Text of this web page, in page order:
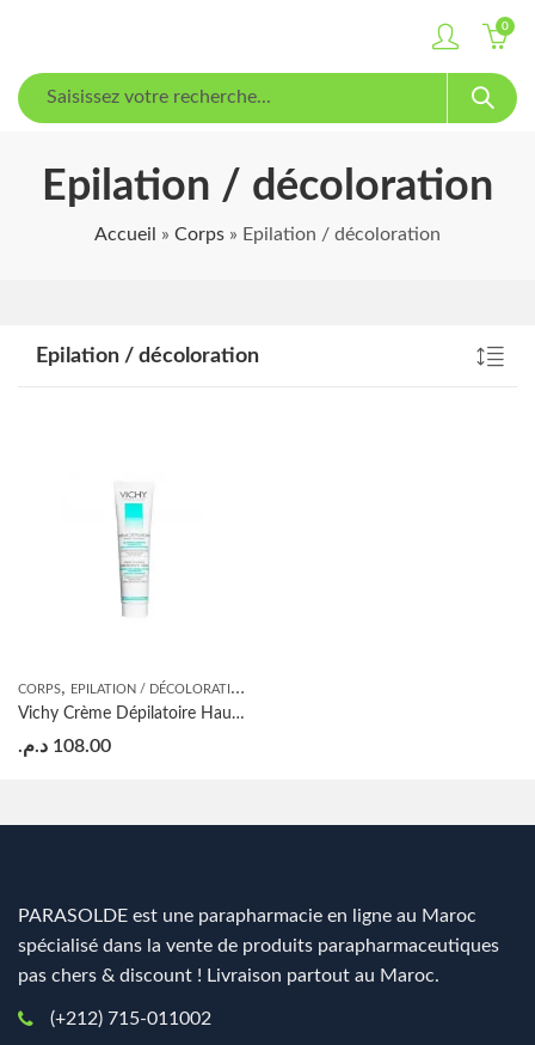
0
Epilation / décoloration
Accueil » Corps » Epilation / décoloration
Epilation / décoloration
CORPS, EPILATION / DÉCOLORATION
Vichy Crème Dépilatoire Haute Tolérance 150ml Épilation Intégrale en Douceur
108.00 د.م.
PARASOLDE est une parapharmacie en ligne au Maroc
spécialisé dans la vente de produits parapharmaceutiques
pas chers & discount ! Livraison partout au Maroc.
(+212) 715-011002